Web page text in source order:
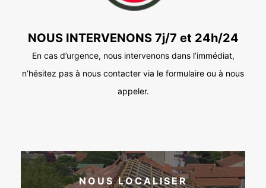
NOUS INTERVENONS 7j/7 et 24h/24
En cas d’urgence, nous intervenons dans l’immédiat,
n’hésitez pas à nous contacter via le formulaire ou à nous
appeler.
NOUS LOCALISER